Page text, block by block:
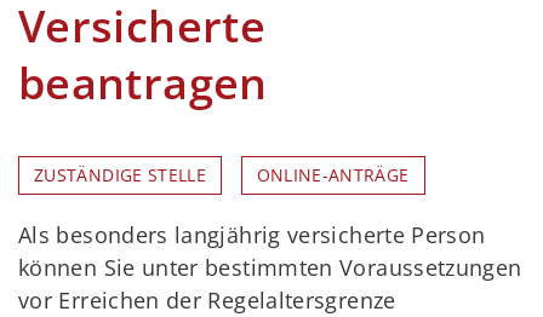
Versicherte
beantragen
ZUSTÄNDIGE STELLE ONLINE-ANTRÄGE
Als besonders langjährig versicherte Person
können Sie unter bestimmten Voraussetzungen
vor Erreichen der Regelaltersgrenze